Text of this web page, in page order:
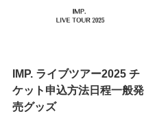
IMP. ライブツアー2025 チ
ケット申込方法日程一般発
売グッズ